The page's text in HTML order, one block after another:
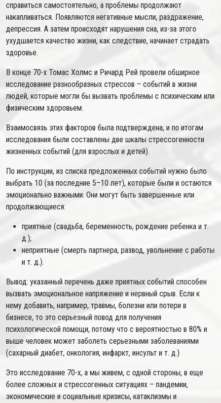
справиться самостоятельно, а проблемы продолжают
накапливаться. Появляются негативные мысли, раздражение,
депрессия. А затем происходят нарушения сна, из-за этого
ухудшается качество жизни, как следствие, начинает страдать
здоровье.
В конце 70-х Томас Холмс и Ричард Рей провели обширное
исследование разнообразных стрессов – событий в жизни
людей, которые могли бы вызвать проблемы с психическим или
физическим здоровьем.
Взаимосвязь этих факторов была подтверждена, и по итогам
исследования были составлены две шкалы стрессогенности
жизненных событий (для взрослых и детей).
По инструкции, из списка предложенных событий нужно было
выбрать 10 (за последние 5–10 лет), которые были и остаются
эмоционально важными. Они могут быть завершенные или
продолжающиеся:
приятные (свадьба, беременность, рождение ребенка и т.
д.);
неприятные (смерть партнера, развод, увольнение с работы
и т. д.).
Вывод: указанный перечень даже приятных событий способен
вызвать эмоциональное напряжение и нервный срыв. Если к
нему добавить, например, травмы, болезни или потери в
бизнесе, то это серьезный повод для получения
психологической помощи, потому что с вероятностью в 80% и
выше человек может заболеть серьезными заболеваниями
(сахарный диабет, онкология, инфаркт, инсульт и т. д.)
Это исследование 70-х, а мы живем, с одной стороны, в еще
более сложных и стрессогенных ситуациях – пандемии,
экономические и социальные кризисы, катаклизмы и